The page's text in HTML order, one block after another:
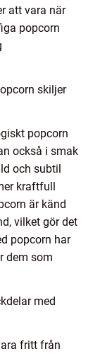
att vara när
popcorn
skiljer
popcorn
också i smak
och subtil
kraftfull
är känd
vilket gör det
popcorn har
dem som
med
fritt från